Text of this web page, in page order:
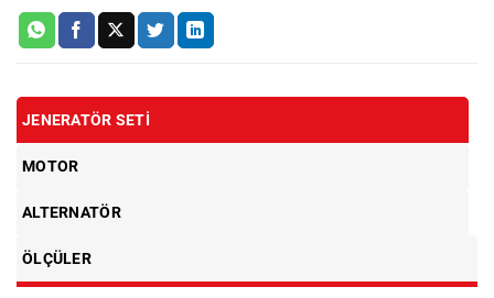
JENERATÖR SETI
MOTOR
ALTERNATÖR
ÖLÇÜLER